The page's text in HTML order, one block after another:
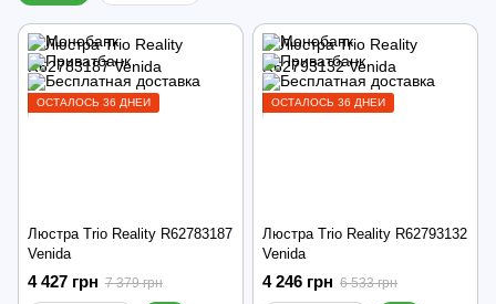
ОСТАЛОСЬ 36 ДНЕЙ
Люстра Trio Reality R62783187
Venida
4 427 грн 7 379 грн
ОСТАЛОСЬ 36 ДНЕЙ
Люстра Trio Reality R62793132
Venida
4 246 грн 6 533 грн